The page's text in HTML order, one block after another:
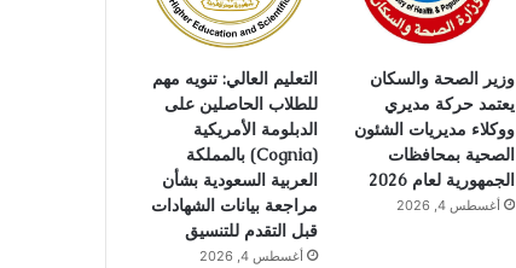
وزير الصحة والسكان
يعتمد حركة مديري
ووكلاء مديريات الشئون
الصحية بمحافظات
الجمهورية لعام 2026
أغسطس 4, 2026
التعليم العالي: تنويه مهم
للطلاب الحاصلين على
الدبلومة الأمريكية
(Cognia) بالمملكة
العربية السعودية بشأن
مراجعة بيانات الشهادات
قبل التقدم للتنسيق
أغسطس 4, 2026